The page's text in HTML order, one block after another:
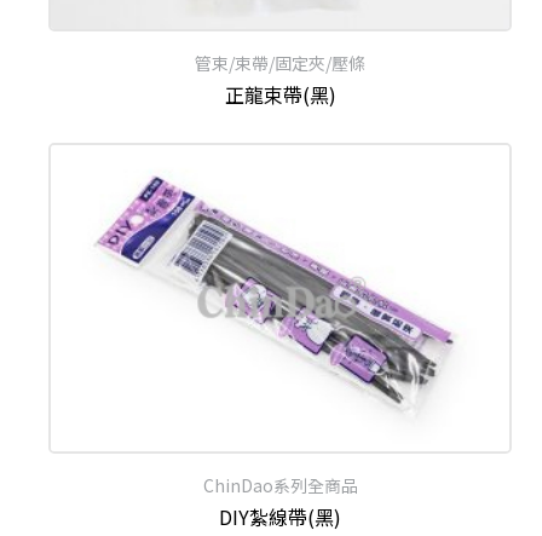
管束/束帶/固定夾/壓條
正龍束帶(黑)
ChinDao系列全商品
DIY紮線帶(黑)